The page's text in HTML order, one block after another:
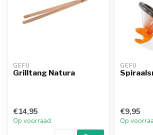
GEFU
Grilltang Natura
€14,95
Op voorraad
GEFU
€9,95
Op